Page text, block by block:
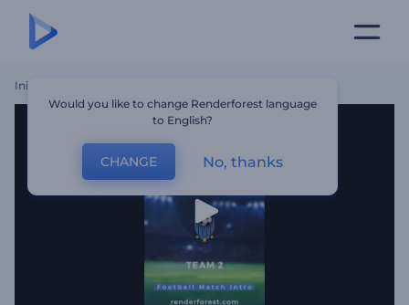
Inicio
Would you like to change Renderforest language
to English?
CHANGE No, thanks